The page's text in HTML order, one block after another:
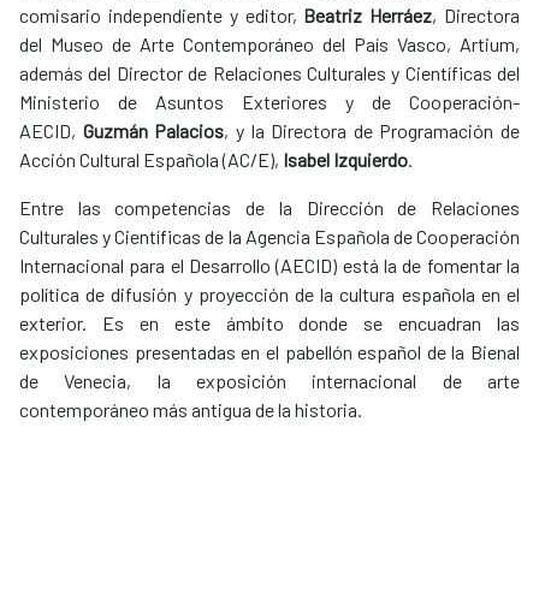
comisario independiente y editor, Beatriz Herráez, Directora
del Museo de Arte Contemporáneo del País Vasco, Artium,
además del Director de Relaciones Culturales y Científicas del
Ministerio de Asuntos Exteriores y de Cooperación-
AECID, Guzmán Palacios, y la Directora de Programación de
Acción Cultural Española (AC/E), Isabel Izquierdo.
Entre las competencias de la Dirección de Relaciones
Culturales y Científicas de la Agencia Española de Cooperación
Internacional para el Desarrollo (AECID) está la de fomentar la
política de difusión y proyección de la cultura española en el
exterior. Es en este ámbito donde se encuadran las
exposiciones presentadas en el pabellón español de la Bienal
de Venecia, la exposición internacional de arte
contemporáneo más antigua de la historia.